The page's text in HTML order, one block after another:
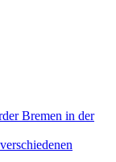
Bremen in der